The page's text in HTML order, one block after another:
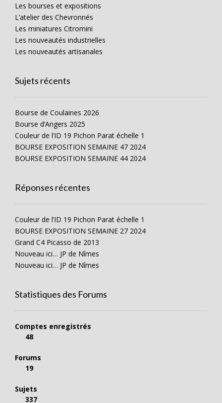
Les bourses et expositions
L’atelier des Chevronnés
Les miniatures Citromini
Les nouveautés industrielles
Les nouveautés artisanales
Sujets récents
Bourse de Coulaines 2026
Bourse d’Angers 2025
Couleur de l’ID 19 Pichon Parat échelle 1
BOURSE EXPOSITION SEMAINE 47 2024
BOURSE EXPOSITION SEMAINE 44 2024
Réponses récentes
Couleur de l’ID 19 Pichon Parat échelle 1
BOURSE EXPOSITION SEMAINE 27 2024
Grand C4 Picasso de 2013
Nouveau ici… JP de Nîmes
Nouveau ici… JP de Nîmes
Statistiques des Forums
Comptes enregistrés
48
Forums
19
Sujets
337